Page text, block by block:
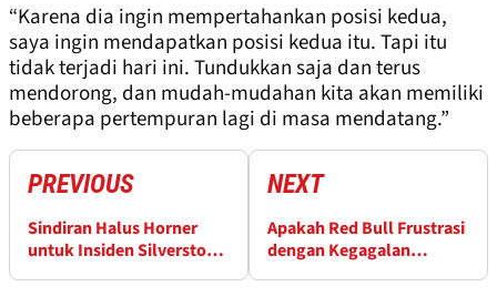
“Karena dia ingin mempertahankan posisi kedua,
saya ingin mendapatkan posisi kedua itu. Tapi itu
tidak terjadi hari ini. Tundukkan saja dan terus
mendorong, dan mudah-mudahan kita akan memiliki
beberapa pertempuran lagi di masa mendatang.”
PREVIOUS
Sindiran Halus Horner
untuk Insiden Silverstone
NEXT
Apakah Red Bull Frustrasi
dengan Kegagalan